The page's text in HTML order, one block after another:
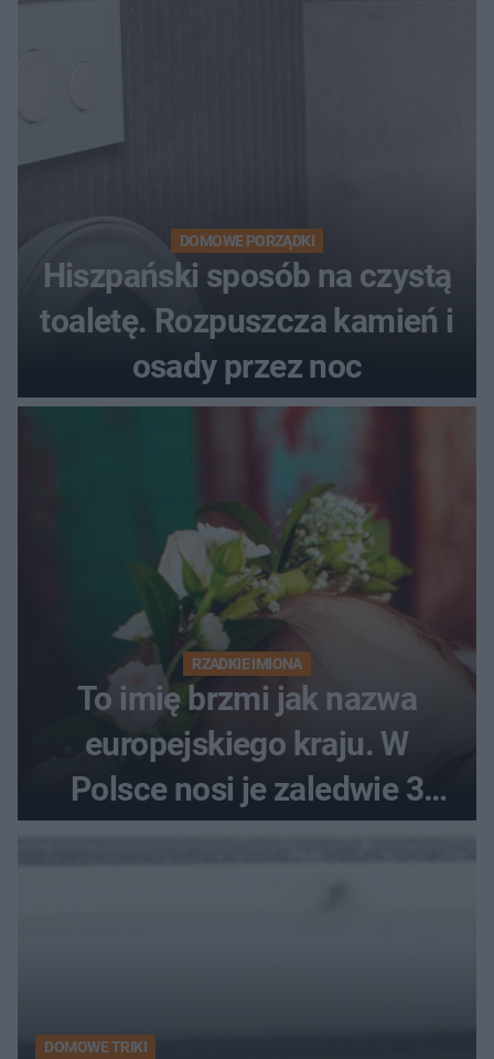
DOMOWE PORZĄDKI
Hiszpański sposób na czystą
toaletę. Rozpuszcza kamień i
osady przez noc
RZADKIE IMIONA
To imię brzmi jak nazwa
europejskiego kraju. W
Polsce nosi je zaledwie 3
kobiety
DOMOWE TRIKI